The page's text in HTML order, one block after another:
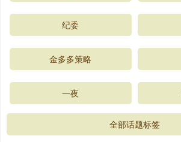
纪委
金多多策略
一夜
全部话题标签